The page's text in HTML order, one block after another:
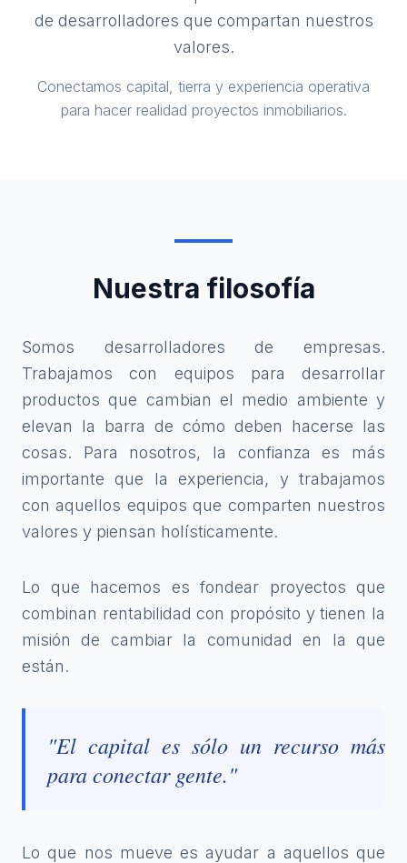
de desarrolladores que compartan nuestros
valores.
Conectamos capital, tierra y experiencia operativa
para hacer realidad proyectos inmobiliarios.
Nuestra filosofía
Somos desarrolladores de empresas.
Trabajamos con equipos para desarrollar
productos que cambian el medio ambiente y
elevan la barra de cómo deben hacerse las
cosas. Para nosotros, la confianza es más
importante que la experiencia, y trabajamos
con aquellos equipos que comparten nuestros
valores y piensan holísticamente.
Lo que hacemos es fondear proyectos que
combinan rentabilidad con propósito y tienen la
misión de cambiar la comunidad en la que
están.
"El capital es sólo un recurso más
para conectar gente."
Lo que nos mueve es ayudar a aquellos que